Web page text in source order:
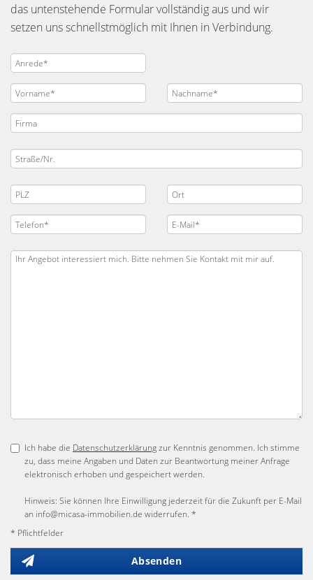
das untenstehende Formular vollständig aus und wir
setzen uns schnellstmöglich mit Ihnen in Verbindung.
Ich habe die Datenschutzerklärungzur Kenntnis genommen. Ich stimme
zu, dass meine Angaben und Daten zur Beantwortung meiner Anfrage
elektronisch erhoben und gespeichert werden.
Hinweis: Sie können Ihre Einwilligung jederzeit für die Zukunft per E-Mail
an info@micasa-immobilien.de widerrufen. *
* Pflichtfelder
Absenden